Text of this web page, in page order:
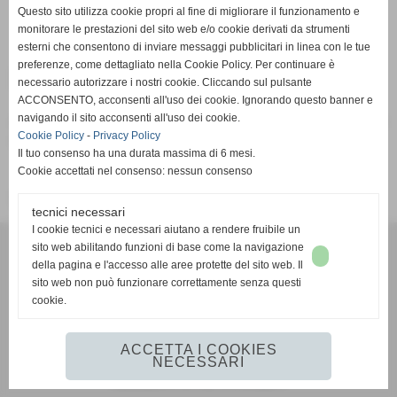
Home
Pagina non trovata
Attenzione: la pagina richiesta non è più presente su questo
sito web. È stata rimossa o modificata.
VIA VETERANI DELLO SPORT
54027 PONTREMOLI (MS)
Realizzazione siti web www.sitoper.it
Questo sito utilizza cookie propri al fine di migliorare il funzionamento e
monitorare le prestazioni del sito web e/o cookie derivati da strumenti
esterni che consentono di inviare messaggi pubblicitari in linea con le tue
preferenze, come dettagliato nella Cookie Policy. Per continuare è
necessario autorizzare i nostri cookie. Cliccando sul pulsante
ACCONSENTO, acconsenti all'uso dei cookie. Ignorando questo banner e
navigando il sito acconsenti all'uso dei cookie.
Cookie Policy - Privacy Policy
Il tuo consenso ha una durata massima di 6 mesi.
Cookie accettati nel consenso: nessun consenso
tecnici necessari
I cookie tecnici e necessari aiutano a rendere fruibile un
sito web abilitando funzioni di base come la navigazione
della pagina e l'accesso alle aree protette del sito web. Il
sito web non può funzionare correttamente senza questi
cookie.
ACCETTA I COOKIES
NECESSARI